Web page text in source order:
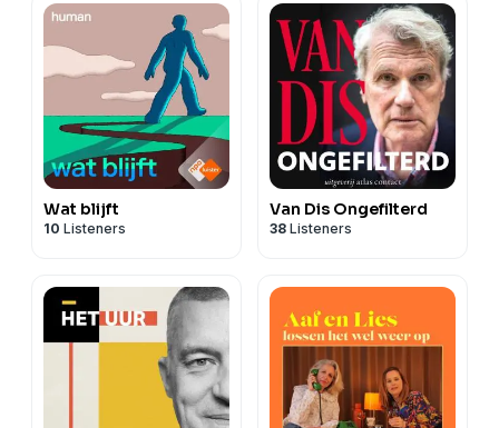
Wat blijft
10 Listeners
Van Dis Ongefilterd
38 Listeners